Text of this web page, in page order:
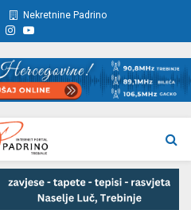
Nekretnine Padrino
Instagram
Youtube